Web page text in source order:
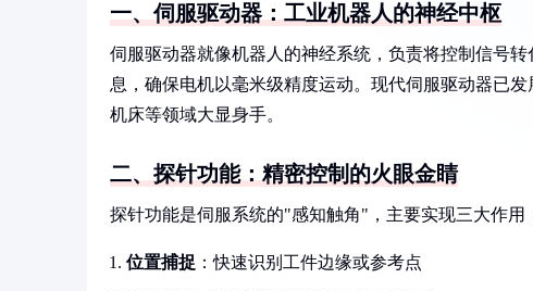
一、伺服驱动器：工业机器人的神经中枢
伺服驱动器就像机器人的神经系统，负责将控制信号
息，确保电机以毫米级精度运动。现代伺服驱动器已
机床等领域大显身手。
二、探针功能：精密控制的火眼金睛
探针功能是伺服系统的"感知触角"，主要实现三大作用
位置捕捉 ：快速识别工件边缘或参考点